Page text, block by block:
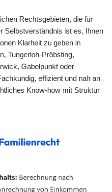
Rechtsgebieten, die für
Selbstverständnis ist es, Ihnen
Klarheit zu geben in
Tungerloh-Pröbsting,
Gabelpunkt oder
effizient und nah an
Know-how mit Struktur